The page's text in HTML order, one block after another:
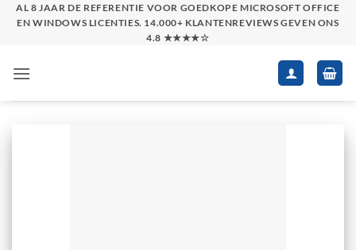
SkipAL 8 JAAR DE REFERENTIE VOOR GOEDKOPE MICROSOFT OFFICE
EN WINDOWS LICENTIES. 14.000+ KLANTENREVIEWS GEVEN ONS
4.8 ★★★★☆